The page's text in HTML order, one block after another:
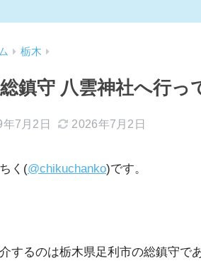
栃木
鎮守 八雲神社へ行っ
7月2日 2026年7月2日
く(@chikuchanko)です。
するのは栃木県足利市の総鎮守で